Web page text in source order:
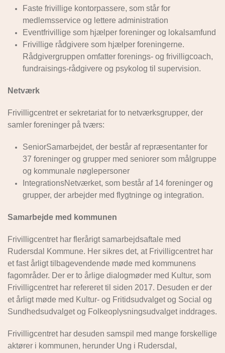
Faste frivillige kontorpassere, som står for
medlemsservice og lettere administration
Eventfrivillige som hjælper foreninger og lokalsamfund
Frivillige rådgivere som hjælper foreningerne.
Rådgivergruppen omfatter forenings- og frivilligcoach,
fundraisings-rådgivere og psykolog til supervision.
Netværk
Frivilligcentret er sekretariat for to netværksgrupper, der
samler foreninger på tværs:
SeniorSamarbejdet, der består af repræsentanter for
37 foreninger og grupper med seniorer som målgruppe
og kommunale nøglepersoner
IntegrationsNetværket, som består af 14 foreninger og
grupper, der arbejder med flygtninge og integration.
Samarbejde med kommunen
Frivilligcentret har flerårigt samarbejdsaftale med
Rudersdal Kommune. Her sikres det, at Frivilligcentret har
et fast årligt tilbagevendende møde med kommunens
fagområder. Der er to årlige dialogmøder med Kultur, som
Frivilligcentret har refereret til siden 2017. Desuden er der
et årligt møde med Kultur- og Fritidsudvalget og Social og
Sundhedsudvalget og Folkeoplysningsudvalget inddrages.
Frivilligcentret har desuden samspil med mange forskellige
aktører i kommunen, herunder Ung i Rudersdal,